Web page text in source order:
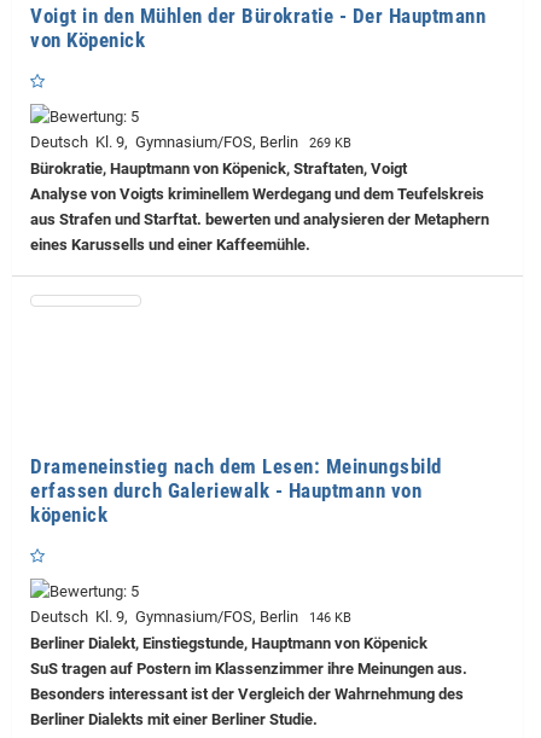
Voigt in den Mühlen der Bürokratie - Der Hauptmann
von Köpenick
Deutsch Kl. 9, Gymnasium/FOS, Berlin 269 KB
Bürokratie, Hauptmann von Köpenick, Straftaten, Voigt
Analyse von Voigts kriminellem Werdegang und dem Teufelskreis
aus Strafen und Starftat. bewerten und analysieren der Metaphern
eines Karussells und einer Kaffeemühle.
Drameneinstieg nach dem Lesen: Meinungsbild
erfassen durch Galeriewalk - Hauptmann von
köpenick
Deutsch Kl. 9, Gymnasium/FOS, Berlin 146 KB
Berliner Dialekt, Einstiegstunde, Hauptmann von Köpenick
SuS tragen auf Postern im Klassenzimmer ihre Meinungen aus.
Besonders interessant ist der Vergleich der Wahrnehmung des
Berliner Dialekts mit einer Berliner Studie.